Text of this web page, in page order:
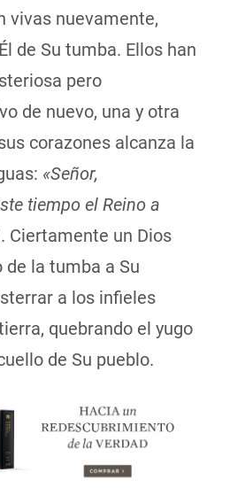
vivas nuevamente,
de Su tumba. Ellos han
pero
de nuevo, una y otra
corazones alcanza la
«Señor,
tiempo el Reino a
Ciertamente un Dios
de la tumba a Su
a los infieles
quebrando el yugo
de Su pueblo.